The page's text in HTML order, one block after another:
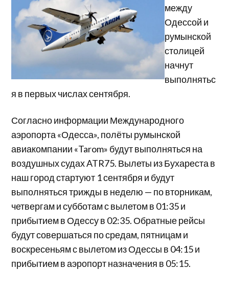
между
Одессой и
румынской
столицей
начнут
выполнятьс
я в первых числах сентября.
Согласно информации Международного
аэропорта «Одесса», полёты румынской
авиакомпании «Tarom» будут выполняться на
воздушных судах ATR75. Вылеты из Бухареста в
наш город стартуют 1 сентября и будут
выполняться трижды в неделю — по вторникам,
четвергам и субботам с вылетом в 01:35 и
прибытием в Одессу в 02:35. Обратные рейсы
будут совершаться по средам, пятницам и
воскресеньям с вылетом из Одессы в 04:15 и
прибытием в аэропорт назначения в 05:15.